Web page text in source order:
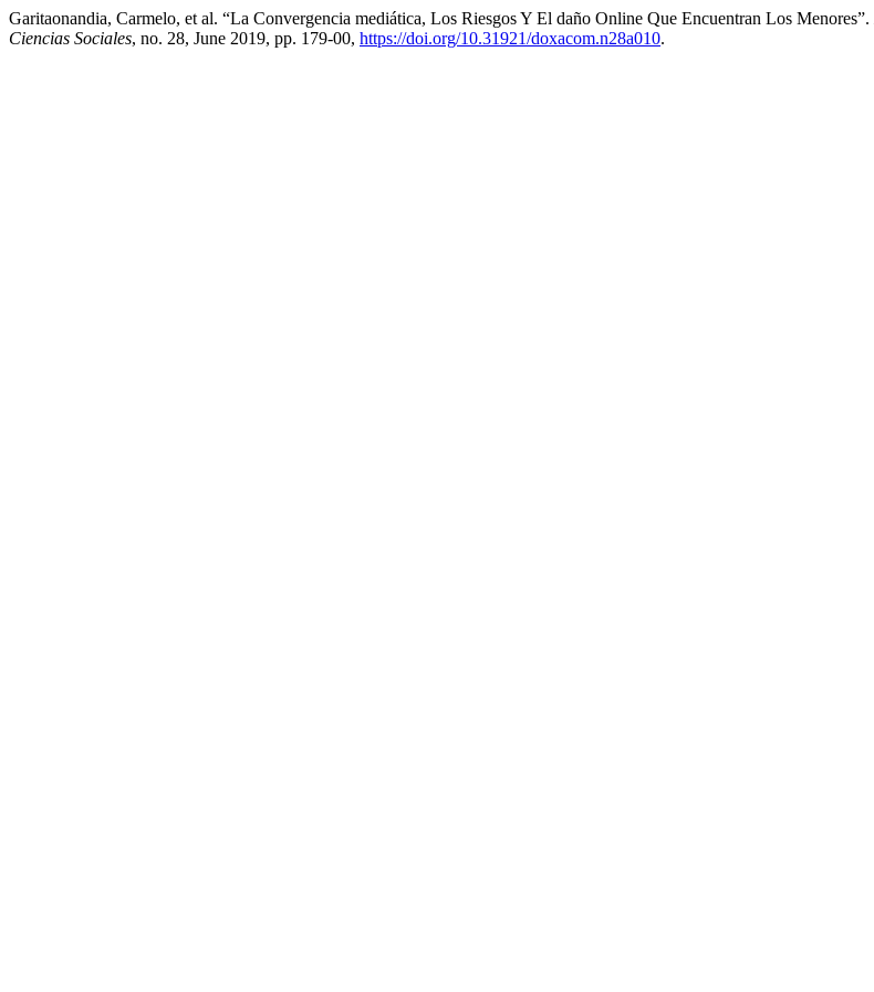
Garitaonandia, Carmelo, et al. “La Convergencia mediática, Los Riesgos Y El daño Online Que Encuentran Los Menores”.
Ciencias Sociales, no. 28, June 2019, pp. 179-00, https://doi.org/10.31921/doxacom.n28a010.